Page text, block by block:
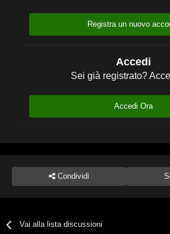
Registra un nuovo
Accedi
Sei già registrato?
Accedi Ora
Condividi
Vai alla lista discussioni